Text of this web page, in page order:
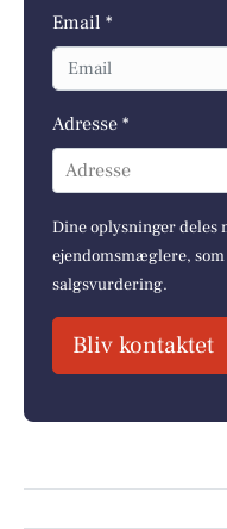
Email *
Adresse *
Adresse
Dine oplysninger deles
ejendomsmæglere,
salgsvurdering.
Bliv kontaktet